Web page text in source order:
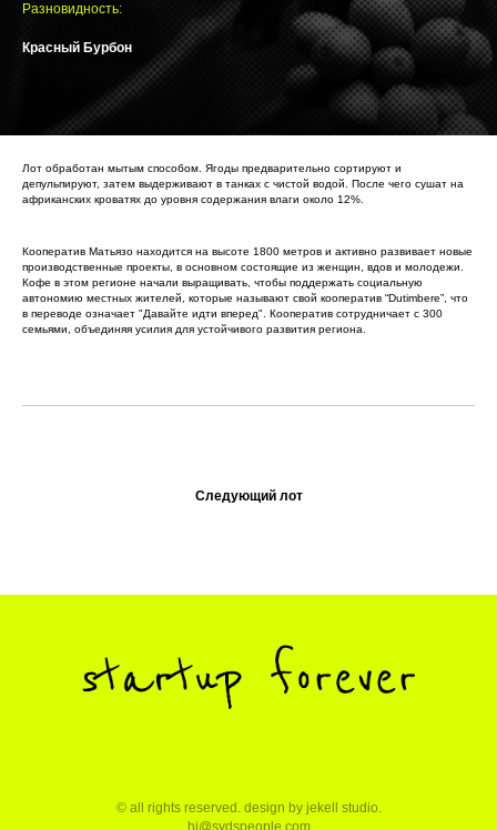
Разновидность:
Красный Бурбон
Лот обработан мытым способом. Ягоды предварительно сортируют и
депульпируют, затем выдерживают в танках с чистой водой. После чего сушат на
африканских кроватях до уровня содержания влаги около 12%.
Кооператив Матьязо находится на высоте 1800 метров и активно развивает новые
производственные проекты, в основном состоящие из женщин, вдов и молодежи.
Кофе в этом регионе начали выращивать, чтобы поддержать социальную
автономию местных жителей, которые называют свой кооператив “Dutimbere”, что
в переводе означает "Давайте идти вперед". Кооператив сотрудничает с 300
семьями, объединяя усилия для устойчивого развития региона.
Следующий лот
© all rights reserved. design by jekell studio.
hi@sydspeople.com